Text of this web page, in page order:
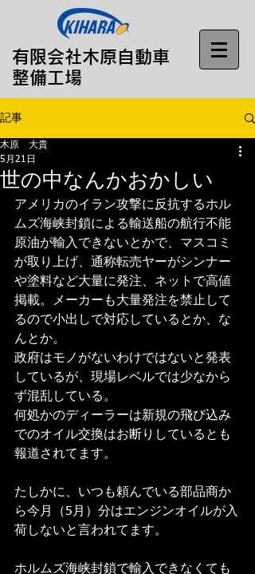
​有限会社木原自動車
整備工場
記事
世の中なんかおかしい
木原 大貴
5月21日
アメリカのイラン攻撃に反抗するホル
ムズ海峡封鎖による輸送船の航行不能
原油が輸入できないとかで、マスコミ
が取り上げ、通称転売ヤーがシンナー
や塗料など大量に発注、ネットで高値
掲載。メーカーも大量発注を禁止して
るので小出しで対応しているとか、な
んとか。
政府はモノがないわけではないと発表
しているが、現場レベルでは少なから
ず混乱している。
何処かのディーラーは新規の飛び込み
でのオイル交換はお断りしているとも
報道されてます。
たしかに、いつも頼んでいる部品商か
ら今月（5月）分はエンジンオイルが入
荷しないと言われてます。
ホルムズ海峡封鎖で輸入できなくても